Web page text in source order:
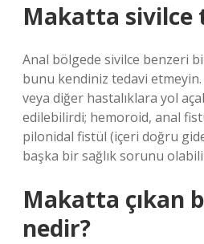
Makatta sivilce
Anal bölgede sivilce benzeri
bunu kendiniz tedavi
veya diğer hastalıklara yol
edilebilirdi; hemoroid, anal
pilonidal fistül (içeri doğru
başka bir sağlık sorunu
Makatta çıkan
nedir?